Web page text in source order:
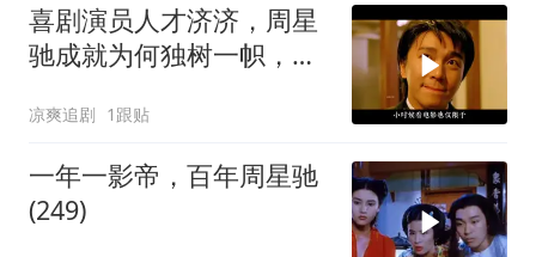
喜剧演员人才济济，周星
驰成就为何独树一帜，他
凉爽追剧 1跟贴
一年一影帝，百年周星驰
(249)